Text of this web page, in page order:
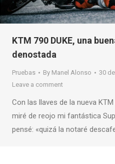
KTM 790 DUKE, una
denostada
Pruebas By Manel Alonso
30
Leave a comment
Con las llaves de la nueva
miré de reojo mi fantástica
pensé: «quizá la notaré